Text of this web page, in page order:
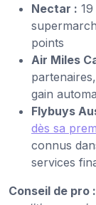
Nectar :
points
Air Miles
gain
Flybuys
dès sa
connus
services
Conseil de pro :